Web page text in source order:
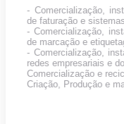
- Comercialização,
de faturação e
- Comercialização,
de marcação e
- Comercialização,
redes empresariais e
Comercialização e
Criação, Produção e